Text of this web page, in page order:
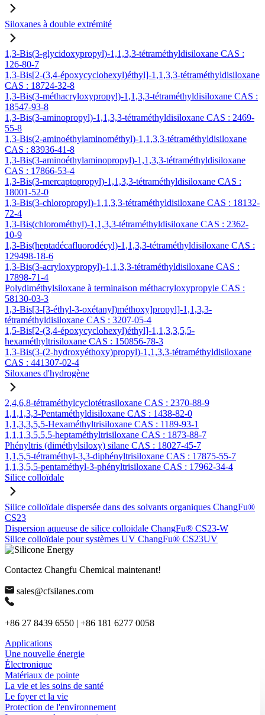
Siloxanes à double extrémité
1,3-Bis(3-glycidoxypropyl)-1,1,3,3-tétraméthyldisiloxane CAS :
126-80-7
1,3-Bis[2-(3,4-époxycyclohexyl)éthyl]-1,1,3,3-tétraméthyldisiloxane
CAS : 18724-32-8
1,3-Bis(3-méthacryloxypropyl)-1,1,3,3-tétraméthyldisiloxane CAS :
18547-93-8
1,3-Bis(3-aminopropyl)-1,1,3,3-tétraméthyldisiloxane CAS : 2469-
55-8
1,3-Bis(2-aminoéthylaminométhyl)-1,1,3,3-tétraméthyldisiloxane
CAS : 83936-41-8
1,3-Bis(3-aminoéthylaminopropyl)-1,1,3,3-tétraméthyldisiloxane
CAS : 17866-53-4
1,3-Bis(3-mercaptopropyl)-1,1,3,3-tétraméthyldisiloxane CAS :
18001-52-0
1,3-Bis(3-chloropropyl)-1,1,3,3-tétraméthyldisiloxane CAS : 18132-
72-4
1,3-Bis(chlorométhyl)-1,1,3,3-tétraméthyldisiloxane CAS : 2362-
10-9
1,3-Bis(heptadécafluorodécyl)-1,1,3,3-tétraméthyldisiloxane CAS :
129498-18-6
1,3-Bis(3-acryloxypropyl)-1,1,3,3-tétraméthyldisiloxane CAS :
17898-71-4
Polydiméthylsiloxane à terminaison méthacryloxypropyle CAS :
58130-03-3
1,3-Bis[3-[3-éthyl-3-oxétanyl)méthoxy]propyl]-1,1,3,3-
tétraméthyldisiloxane CAS : 3207-05-4
1,5-Bis[2-(3,4-époxycyclohexyl)éthyl]-1,1,3,3,5,5-
hexaméthyltrisiloxane CAS : 150856-78-3
1,3-Bis(3-(2-hydroxyéthoxy)propyl)-1,1,3,3-tétraméthyldisiloxane
CAS : 441307-02-4
Siloxanes d'hydrogène
2,4,6,8-tétraméthylcyclotétrasiloxane CAS : 2370-88-9
1,1,1,3,3-Pentaméthyldisiloxane CAS : 1438-82-0
1,1,3,3,5,5-Hexaméthyltrisiloxane CAS : 1189-93-1
1,1,1,3,5,5,5-heptaméthyltrisiloxane CAS : 1873-88-7
Phényltris (diméthylsiloxy) silane CAS : 18027-45-7
1,1,5,5-tétraméthyl-3,3-diphényltrisiloxane CAS : 17875-55-7
1,1,3,5,5-pentaméthyl-3-phényltrisiloxane CAS : 17962-34-4
Silice colloïdale
Silice colloïdale dispersée dans des solvants organiques ChangFu®
CS23
Dispersion aqueuse de silice colloïdale ChangFu® CS23-W
Silice colloïdale pour systèmes UV ChangFu® CS23UV
Contactez Changfu Chemical maintenant!
sales@cfsilanes.com
+86 27 8439 6550 | +86 181 6277 0058
Applications
Une nouvelle énergie
Électronique
Matériaux de pointe
La vie et les soins de santé
Le foyer et la vie
Protection de l'environnement